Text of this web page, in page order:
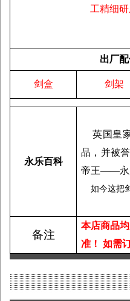
工精细研
出厂
剑盒 剑架
永乐百科
英国皇
品，并被
帝王——
如今这把
备注
本店商品
准！ 如需